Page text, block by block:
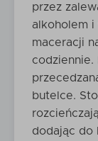
przez
alkoholem
maceracji
codziennie.
butelce.
dodając do